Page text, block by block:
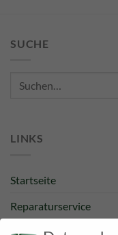
SUCHE
Suche
LINKS
Startseite
Reparaturservice
Bestpreisgarantie